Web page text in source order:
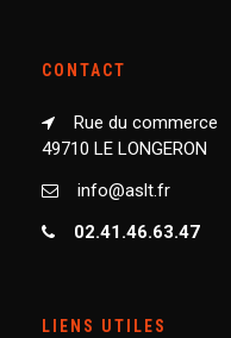
CONTACT
Rue du commerce
49710 LE LONGERON
info@aslt.fr
02.41.46.63.47
LIENS UTILES